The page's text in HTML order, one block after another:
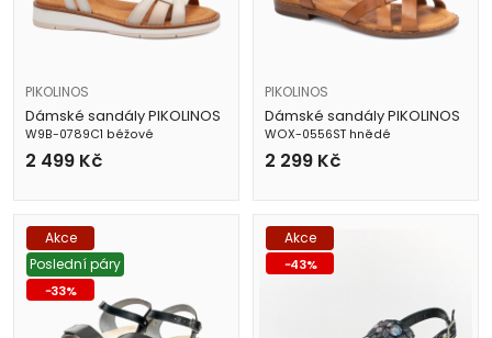
PIKOLINOS
Dámské sandály PIKOLINOS
W9B-0789C1 béžové
2 499 Kč
PIKOLINOS
Dámské sandály PIKOLINOS
WOX-0556ST hnědé
2 299 Kč
Akce
Poslední páry
-33%
Akce
-43%